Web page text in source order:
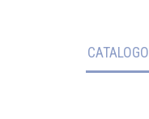
CATALOGO